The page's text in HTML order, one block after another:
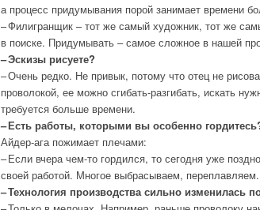
а процесс придумывания порой занимает времени
– Филигранщик – тот же самый художник, тот же
в поиске. Придумывать – самое сложное в нашей
– Эскизы рисуете?
– Очень редко. Не привык, потому что отец не
проволокой, ее можно сгибать-разгибать, искать
требуется больше времени.
– Есть работы, которыми вы особенно
Айдер-ага пожимает плечами:
– Если вчера чем-то гордился, то сегодня уже
своей работой. Многое выбрасываем,
– Технология производства сильно изменилась